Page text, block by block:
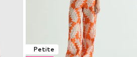
Petite